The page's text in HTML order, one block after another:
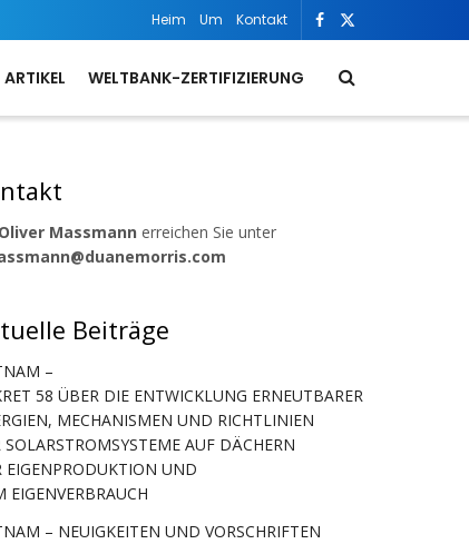
Heim Um Kontakt
ARTIKEL WELTBANK-ZERTIFIZIERUNG
Massmann erreichen Sie unter
Beiträge
–
58 ÜBER DIE ENTWICKLUNG ERNEUTBARER
MECHANISMEN UND RICHTLINIEN
SOLARSTROMSYSTEME AUF DÄCHERN
EIGENPRODUKTION UND
EIGENVERBRAUCH
– NEUIGKEITEN UND VORSCHRIFTEN